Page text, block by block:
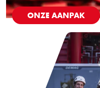
ONZE AANPAK